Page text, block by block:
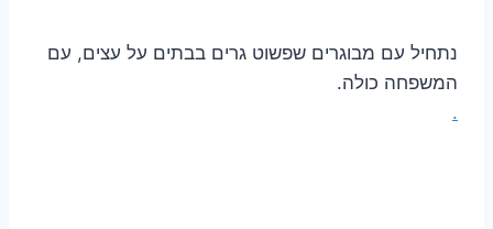
נתחיל עם מבוגרים שפשוט גרים בבתים על עצים, עם
המשפחה כולה.
.